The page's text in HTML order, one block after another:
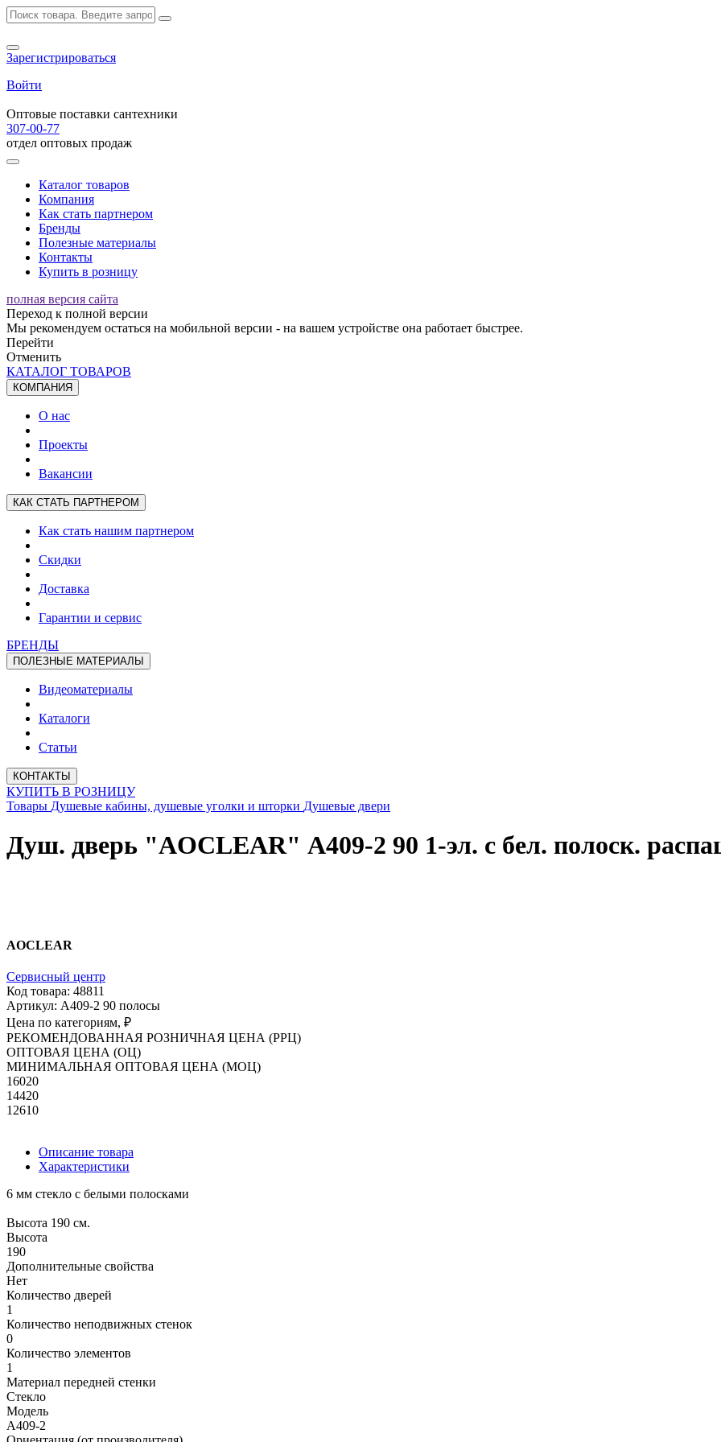
Зарегистрироваться
Войти
Оптовые поставки сантехники
307-00-77
отдел оптовых продаж
Каталог товаров
Компания
Как стать партнером
Бренды
Полезные материалы
Контакты
Купить в розницу
полная версия сайта
Переход к полной версии
Мы рекомендуем остаться на мобильной версии - на вашем устройстве она работает быстрее.
Перейти
Отменить
КАТАЛОГ ТОВАРОВ
КОМПАНИЯ
О нас
Проекты
Вакансии
КАК СТАТЬ ПАРТНЕРОМ
Как стать нашим партнером
Скидки
Доставка
Гарантии и сервис
БРЕНДЫ
ПОЛЕЗНЫЕ МАТЕРИАЛЫ
Видеоматериалы
Каталоги
Статьи
КОНТАКТЫ
КУПИТЬ В РОЗНИЦУ
Товары Душевые кабины, душевые уголки и шторки Душевые двери
Душ. дверь "AOCLEAR" А409-2 90 1-эл. с бел. полоск.
AOCLEAR
Сервисный центр
Код товара: 48811
Артикул: А409-2 90 полосы
Цена по категориям, ₽
РЕКОМЕНДОВАННАЯ РОЗНИЧНАЯ ЦЕНА (РРЦ)
ОПТОВАЯ ЦЕНА (ОЦ)
МИНИМАЛЬНАЯ ОПТОВАЯ ЦЕНА (МОЦ)
16020
14420
12610
Описание товара
Характеристики
6 мм стекло с белыми полосками
Высота 190 см.
Высота
190
Дополнительные свойства
Нет
Количество дверей
1
Количество неподвижных стенок
0
Количество элементов
1
Материал передней стенки
Стекло
Модель
А409-2